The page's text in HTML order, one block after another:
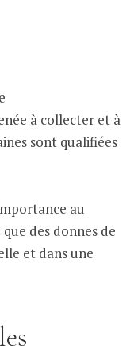
à collecter et à
sont qualifiées
au
des donnes de
et dans une